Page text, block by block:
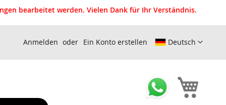
bearbeitet werden. Vielen Dank für Ihr Verständnis.
Deutsch
Anmelden Ein Konto erstellen